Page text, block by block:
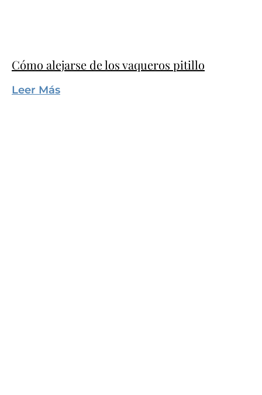
Cómo alejarse de los vaqueros pitillo
Leer Más